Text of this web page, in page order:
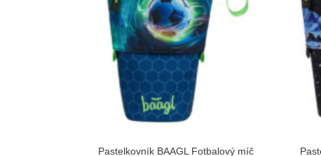
Pastelkovník BAAGL Fotbalový míč